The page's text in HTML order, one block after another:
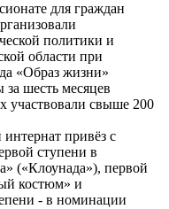
для граждан
политики и
области при
«Образ жизни»
шесть месяцев
участвовали свыше 200
привёз с
ступени в
(«Клоунада»), первой
костюм» и
- в номинации